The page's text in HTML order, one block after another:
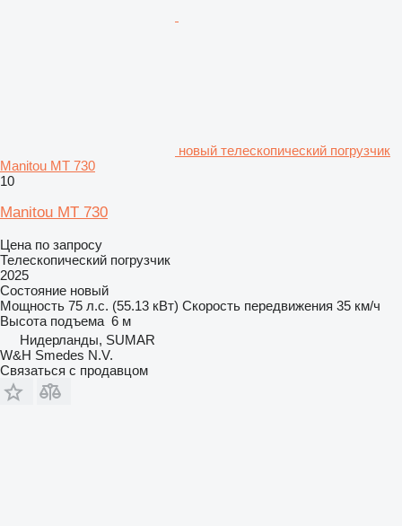
новый телескопический погрузчик
Manitou MT 730
10
Manitou MT 730
Цена по запросу
Телескопический погрузчик
2025
Состояние новый
Мощность 75 л.с. (55.13 кВт) Скорость передвижения 35 км/ч
Высота подъема 6 м
Нидерланды, SUMAR
W&H Smedes N.V.
Связаться с продавцом